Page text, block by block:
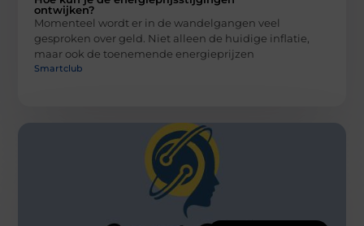
ontwijken?
Momenteel wordt er in de wandelgangen veel
gesproken over geld. Niet alleen de huidige inflatie,
maar ook de toenemende energieprijzen
Smartclub